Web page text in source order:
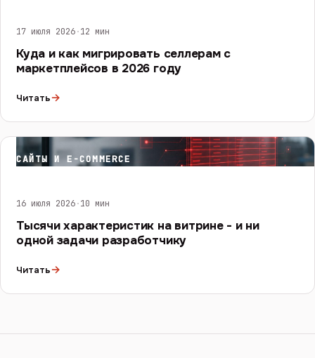
17 июля 2026·12 мин
Куда и как мигрировать селлерам с
маркетплейсов в 2026 году
Читать→
САЙТЫ И E-COMMERCE
16 июля 2026·10 мин
Тысячи характеристик на витрине - и ни
одной задачи разработчику
Читать→